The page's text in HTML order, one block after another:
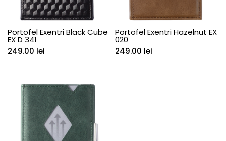
Portofel Exentri Black Cube
EX D 341
249.00 lei
Portofel Exentri Hazelnut EX
020
249.00 lei